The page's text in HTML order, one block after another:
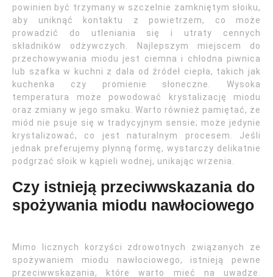
powinien być trzymany w szczelnie zamkniętym słoiku,
aby uniknąć kontaktu z powietrzem, co może
prowadzić do utleniania się i utraty cennych
składników odżywczych. Najlepszym miejscem do
przechowywania miodu jest ciemna i chłodna piwnica
lub szafka w kuchni z dala od źródeł ciepła, takich jak
kuchenka czy promienie słoneczne. Wysoka
temperatura może powodować krystalizację miodu
oraz zmiany w jego smaku. Warto również pamiętać, że
miód nie psuje się w tradycyjnym sensie; może jedynie
krystalizować, co jest naturalnym procesem. Jeśli
jednak preferujemy płynną formę, wystarczy delikatnie
podgrzać słoik w kąpieli wodnej, unikając wrzenia.
Czy istnieją przeciwwskazania do
spożywania miodu nawłociowego
Mimo licznych korzyści zdrowotnych związanych ze
spożywaniem miodu nawłociowego, istnieją pewne
przeciwwskazania, które warto mieć na uwadze.